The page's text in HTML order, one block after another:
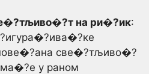
на ри�?ик:
све�?тљиво�?
у раном